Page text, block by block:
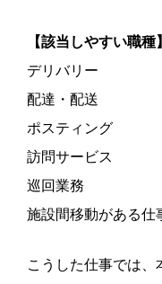
【該当しやすい職種】
デリバリー
配達・配送
ポスティング
訪問サービス
巡回業務
施設間移動がある仕
こうした仕事では、